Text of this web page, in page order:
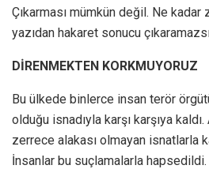
Çıkarması mümkün değil. Ne kadar
yazıdan hakaret sonucu
DİRENMEKTEN KORKMUYORUZ
Bu ülkede binlerce insan terör
olduğu isnadıyla karşı karşıya kaldı.
zerrece alakası olmayan isnatlarla
İnsanlar bu suçlamalarla